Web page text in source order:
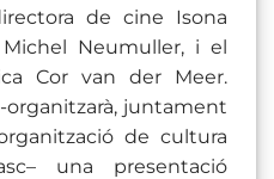
de cine Isona
Neumuller, i el
Cor van der Meer.
organitzarà, juntament
de cultura
una presentació